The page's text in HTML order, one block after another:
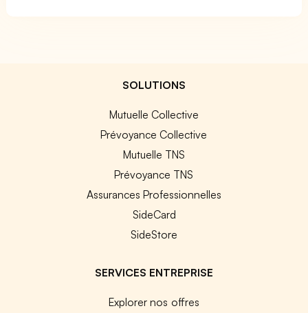
SOLUTIONS
Mutuelle Collective
Prévoyance Collective
Mutuelle TNS
Prévoyance TNS
Assurances Professionnelles
SideCard
SideStore
SERVICES ENTREPRISE
Explorer nos offres